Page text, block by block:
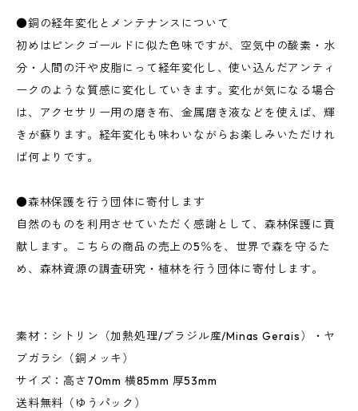
●銅の経年変化とメンテナンスについて
初めはピンクゴールドに似た色味ですが、空気中の酸素・水
分・人間の汗や皮脂にって経年変化し、使い込んだアンティ
ークのような質感に変化していきます。変化が気になる場合
は、アクセサリー用の磨き布、金属磨き液などを使えば、輝
きが蘇ります。経年変化も味わいながらお楽しみいただけれ
ば何よりです。
●森林保護を行う団体に寄付します
自然のものを利用させていただく感謝として、森林保護に貢
献します。こちらの商品の売上の5％を、世界で森を守るた
め、森林資源の調査研究・植林を行う団体に寄付します。
素材：シトリン（加熱処理/ブラジル産/Minas Gerais）・ヤ
ブガラシ（銅メッキ）
サイズ：高さ70mm 横85mm 厚53mm
送料無料（ゆうパック）